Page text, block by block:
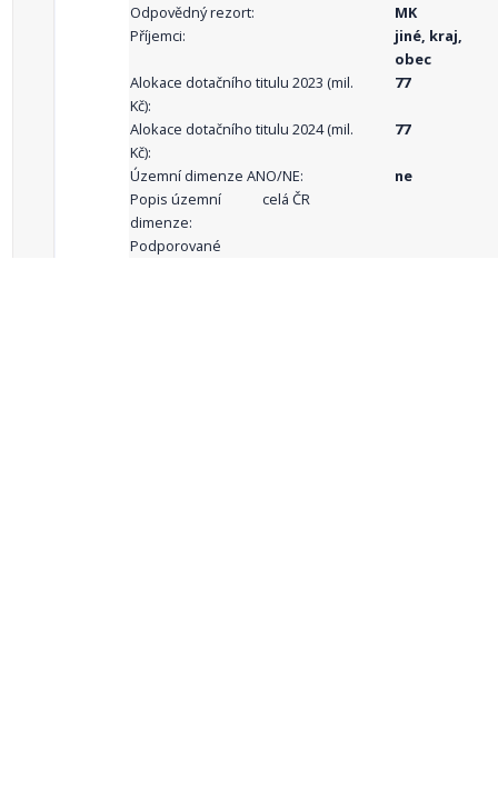
Odpovědný rezort:
MK
Příjemci:
jiné, kraj,
obec
Alokace dotačního titulu 2023 (mil.
Kč):
77
Alokace dotačního titulu 2024 (mil.
Kč):
77
Územní dimenze ANO/NE:
ne
Popis územní
dimenze:
celá ČR
Podporované